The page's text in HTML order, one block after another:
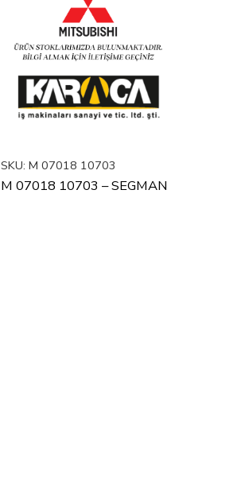
SKU: M 07018 10703
M 07018 10703 – SEGMAN